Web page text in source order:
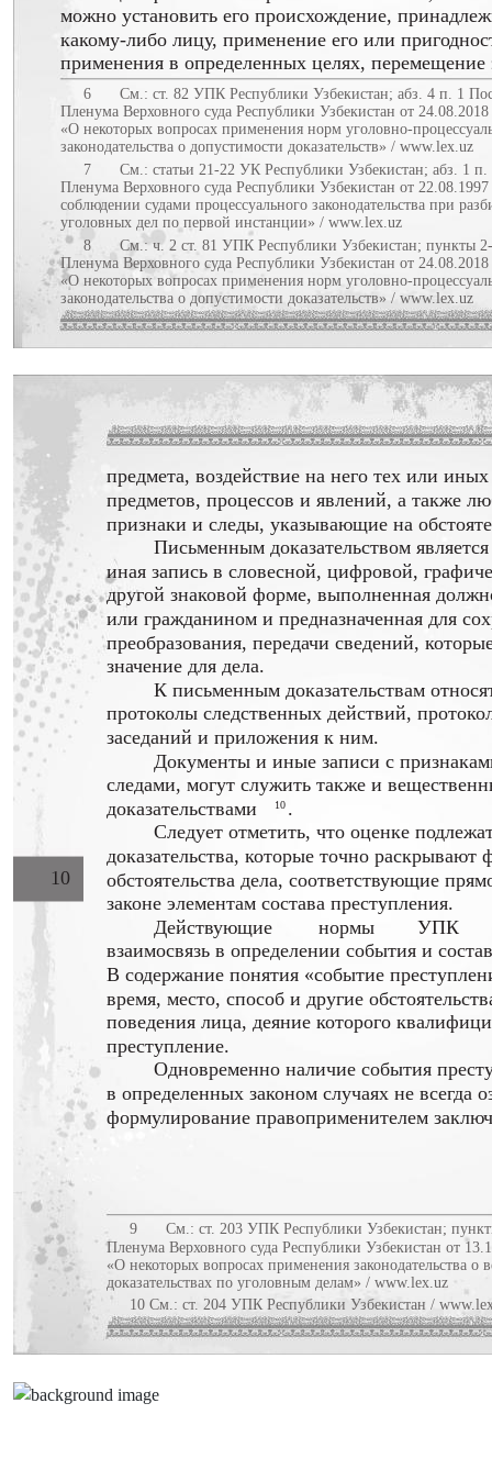
можно установить его происхождение,
какому-либо лицу, применение его или
применения в определенных целях, перемещение
6
См.: ст. 82 УПК Республики Узбекистан; абз. 4 п. 1
Пленума Верховного суда Республики Узбекистан от
«О некоторых вопросах применения норм уголовно-
законодательства о допустимости доказательств» / www.lex.uz
7
См.: статьи 21-22 УК Республики Узбекистан; абз. 1 п.
Пленума Верховного суда Республики Узбекистан от
соблюдении судами процессуального законодательства при
уголовных дел по первой инстанции» / www.lex.uz
8
См.: ч. 2 ст. 81 УПК Республики Узбекистан; пункты
Пленума Верховного суда Республики Узбекистан от
«О некоторых вопросах применения норм уголовно-
законодательства о допустимости доказательств» / www.lex.uz
10
предмета, воздействие на него тех или
предметов, процессов и явлений, а также
признаки и следы, указывающие на
Письменным доказательством
иная запись в словесной, цифровой,
другой знаковой форме, выполненная
или гражданином и предназначенная для
преобразования, передачи сведений,
значение для дела.
К письменным доказательствам
протоколы следственных действий,
заседаний и приложения к ним.
Документы и иные записи с
следами, могут служить также и
доказательствами
10 .
Следует отметить, что оценке
доказательства, которые точно раскрывают
обстоятельства дела, соответствующие
законе элементам состава преступления.
Действующие
нормы
УПК
взаимосвязь в определении события и
В содержание понятия «событие
время, место, способ и другие
поведения лица, деяние которого
преступление.
Одновременно наличие события
в определенных законом случаях не всегда
формулирование правоприменителем
9
См.: ст. 203 УПК Республики Узбекистан;
Пленума Верховного суда Республики Узбекистан от
«О некоторых вопросах применения законодательства о
доказательствах по уголовным делам» / www.lex.uz
10 См.: ст. 204 УПК Республики Узбекистан /